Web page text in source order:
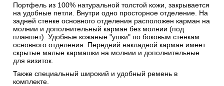
Портфель из 100% натуральной толстой кожи, закрывается
на удобные петли. Внутри одно просторное отделение. На
задней стенке основного отделения расположен карман на
молнии и дополнительный карман без молнии (под
планшет). Удобные кожаные "ушки" по боковым стенкам
основного отделения. Передний накладной карман имеет
скрытые малые кармашки на молнии и дополнительные
для визиток.
Также специальный широкий и удобный ремень в
комплекте.